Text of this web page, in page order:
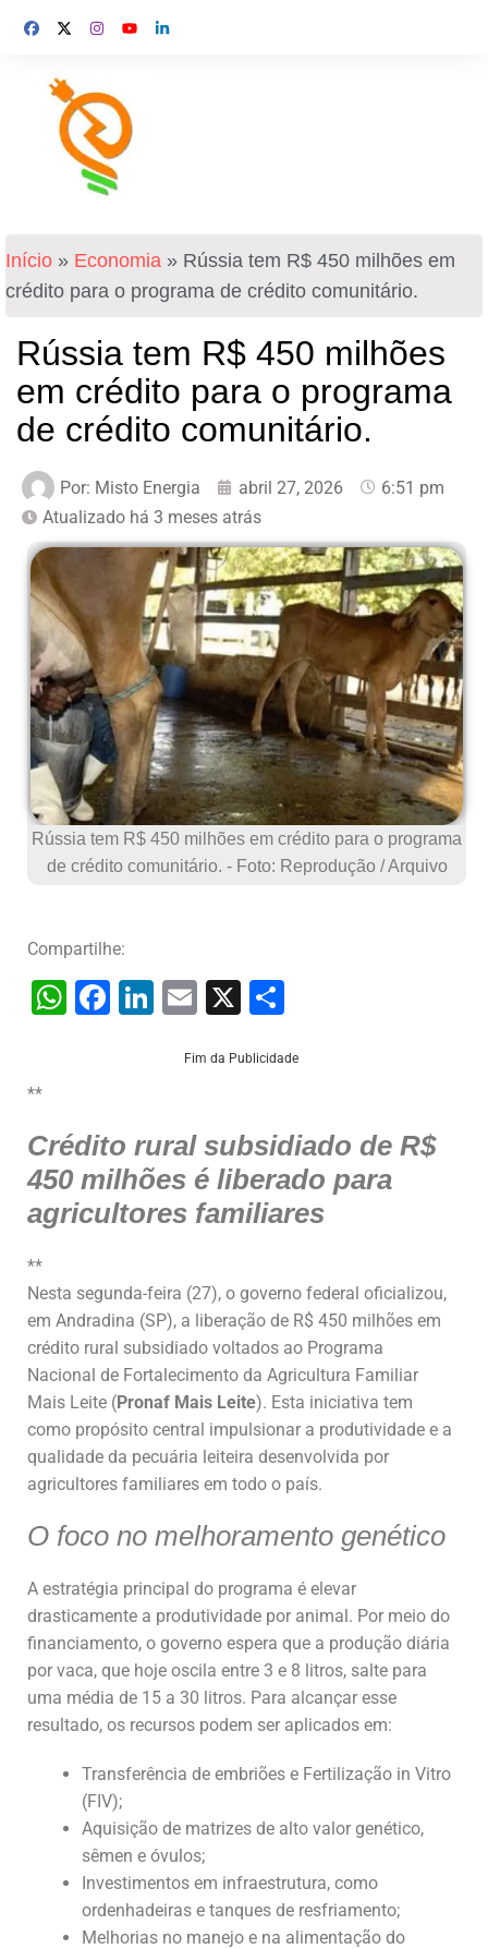
Início » Economia » Rússia tem R$ 450 milhões em
crédito para o programa de crédito comunitário.
Rússia tem R$ 450 milhões
em crédito para o programa
de crédito comunitário.
Por: Misto Energia abril 27, 2026
6:51 pm
Atualizado há 3 meses atrás
Rússia tem R$ 450 milhões em crédito para o programa
de crédito comunitário. - Foto: Reprodução / Arquivo
Compartilhe:
W
A
p
p
F
b
o
o
Li
dI
n
E
ai
X
ar
Fim da Publicidade
**
Crédito rural subsidiado de R$
450 milhões é liberado para
agricultores familiares
**
Nesta segunda-feira (27), o governo federal oficializou,
em Andradina (SP), a liberação de R$ 450 milhões em
crédito rural subsidiado voltados ao Programa
Nacional de Fortalecimento da Agricultura Familiar
Mais Leite (Pronaf Mais Leite). Esta iniciativa tem
como propósito central impulsionar a produtividade e a
qualidade da pecuária leiteira desenvolvida por
agricultores familiares em todo o país.
O foco no melhoramento genético
A estratégia principal do programa é elevar
drasticamente a produtividade por animal. Por meio do
financiamento, o governo espera que a produção diária
por vaca, que hoje oscila entre 3 e 8 litros, salte para
uma média de 15 a 30 litros. Para alcançar esse
resultado, os recursos podem ser aplicados em:
Transferência de embriões e Fertilização in Vitro
(FIV);
Aquisição de matrizes de alto valor genético,
sêmen e óvulos;
Investimentos em infraestrutura, como
ordenhadeiras e tanques de resfriamento;
Melhorias no manejo e na alimentação do